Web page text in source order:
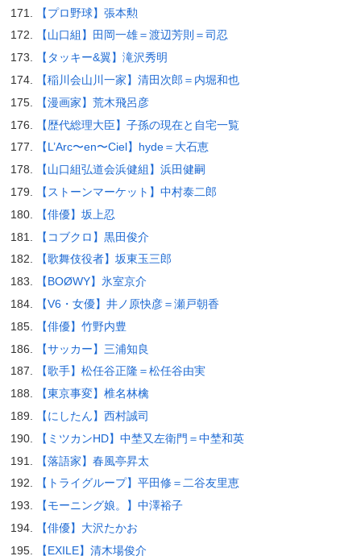
【プロ野球】張本勲
【山口組】田岡一雄＝渡辺芳則＝司忍
【タッキー&翼】滝沢秀明
【稲川会山川一家】清田次郎＝内堀和也
【漫画家】荒木飛呂彦
【歴代総理大臣】子孫の現在と自宅一覧
【L’Arc〜en〜Ciel】hyde＝大石恵
【山口組弘道会浜健組】浜田健嗣
【ストーンマーケット】中村泰二郎
【俳優】坂上忍
【コブクロ】黒田俊介
【歌舞伎役者】坂東玉三郎
【BOØWY】氷室京介
【V6・女優】井ノ原快彦＝瀬戸朝香
【俳優】竹野内豊
【サッカー】三浦知良
【歌手】松任谷正隆＝松任谷由実
【東京事変】椎名林檎
【にしたん】西村誠司
【ミツカンHD】中埜又左衛門＝中埜和英
【落語家】春風亭昇太
【トライグループ】平田修＝二谷友里恵
【モーニング娘。】中澤裕子
【俳優】大沢たかお
【EXILE】清木場俊介